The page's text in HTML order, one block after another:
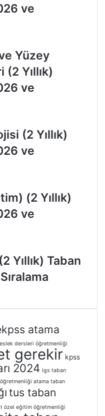
ve
Yüzey
Yıllık)
ve
(2 Yıllık)
ve
(2 Yıllık)
ve
Yıllık) Taban
atama
dersleri öğretmenliği
gerekir kpss
2024 lgs taban
atama taban
tus taban
özel eğitim öğretmenliği